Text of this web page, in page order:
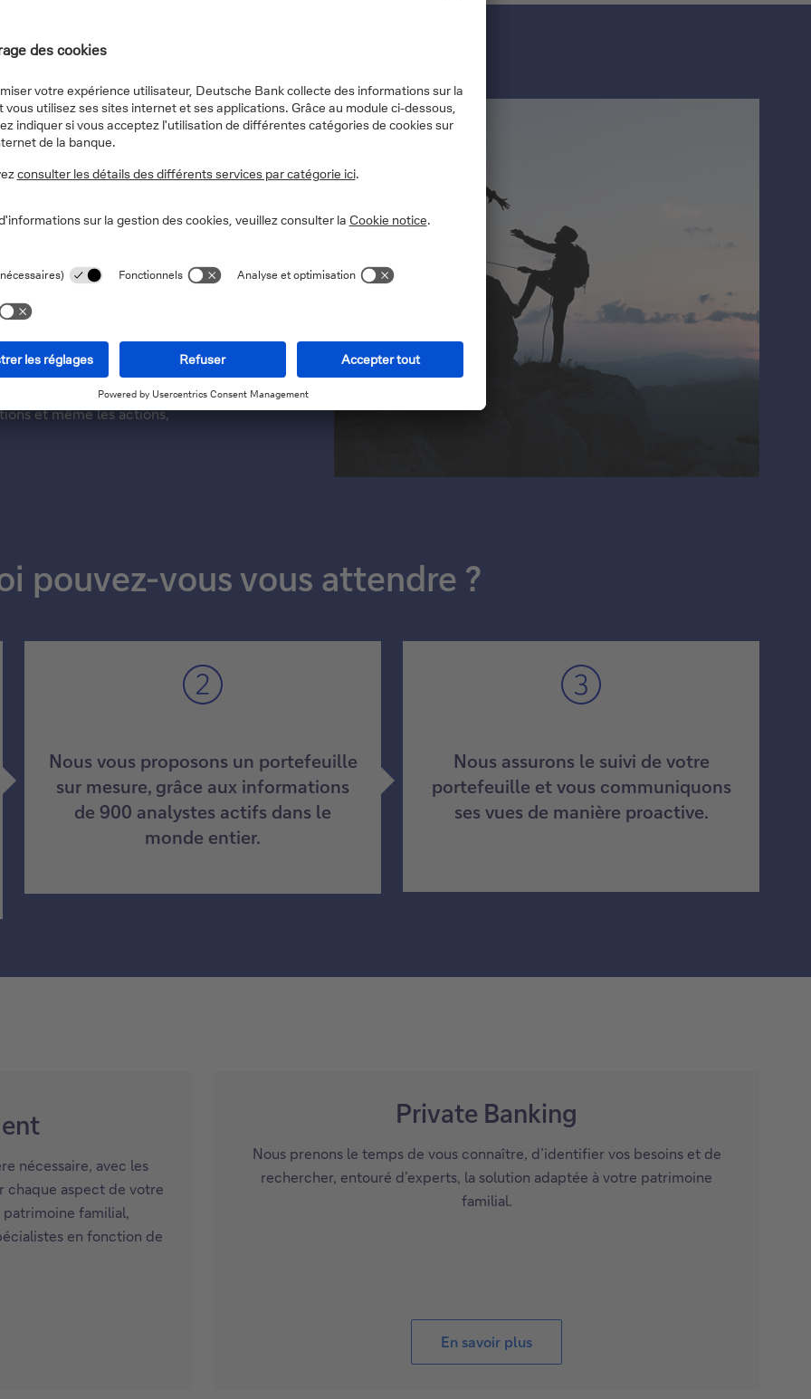
à vos
en permanence le
à part entière,
et même les actions,
pouvez-vous vous attendre ?
Nous vous proposons un portefeuille
sur mesure, grâce aux informations
de 900 analystes actifs dans le
monde entier.
Nous assurons le suivi de votre
portefeuille et vous communiquons
ses vues de manière proactive.
nécessaire, avec les
chaque aspect de votre
patrimoine familial,
en fonction de
Private Banking
Nous prenons le temps de vous connaître, d’identifier vos besoins et de
rechercher, entouré d’experts, la solution adaptée à votre patrimoine
familial.
En savoir plus